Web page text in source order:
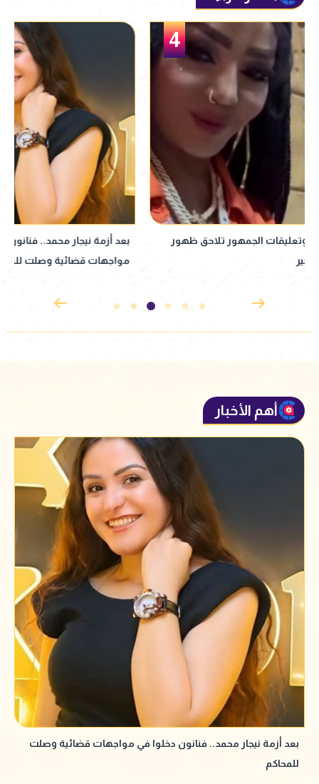
بعد أزمة نيجار محمد.. فنانون دخلوا في
مواجهات قضائية وصلت للمحاكم
نبيلة عبيد تعود
إذاعي جديد مأخوذ
القدوس
أهم الأخبار
بعد أزمة نيجار محمد.. فنانون دخلوا في مواجهات قضائية وصلت
للمحاكم